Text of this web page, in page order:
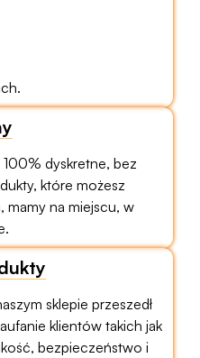
100% dyskretne, bez
które możesz
mamy na miejscu, w
sklepie przeszedł
klientów takich jak
bezpieczeństwo i